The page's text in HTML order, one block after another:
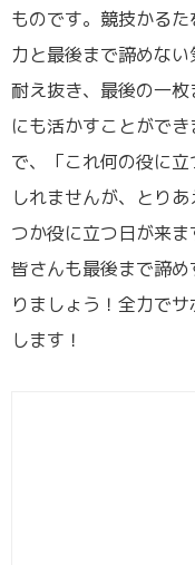
ものです。競技かる
力と最後まで諦めな
耐え抜き、最後の一
にも活かすことがで
で、「これ何の役に
しれませんが、とり
つか役に立つ日が来ま
皆さんも最後まで諦
りましょう！全力で
します！